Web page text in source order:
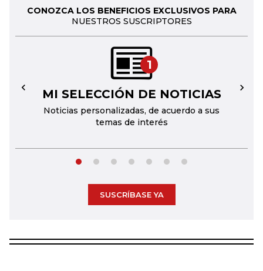
CONOZCA LOS BENEFICIOS EXCLUSIVOS PARA
NUESTROS SUSCRIPTORES
1
MI SELECCIÓN DE NOTICIAS
Noticias personalizadas, de acuerdo a sus
temas de interés
← →
SUSCRÍBASE YA